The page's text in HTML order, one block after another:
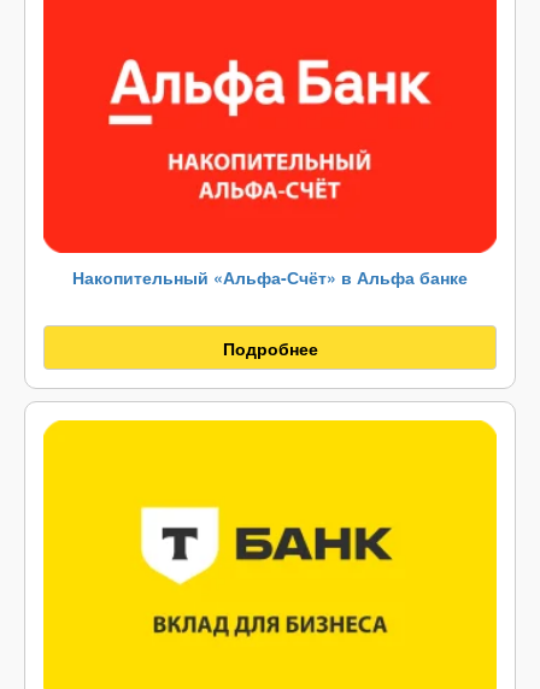
Накопительный «Альфа-Счёт» в Альфа банке
Подробнее